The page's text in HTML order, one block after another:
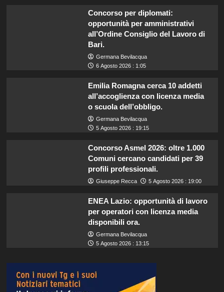
Concorso per diplomati:
opportunità per amministrativi
all’Ordine Consiglio del Lavoro di
Bari.
Germana Bevilacqua
6 Agosto 2026 : 1:05
Emilia Romagna cerca 10 addetti
all’accoglienza con licenza media
o scuola dell’obbligo.
Germana Bevilacqua
5 Agosto 2026 : 19:15
Concorso Asmel 2026: oltre 1.000
Comuni cercano candidati per 39
profili professionali.
Giuseppe Recca 5 Agosto 2026 : 19:00
ENEA Lazio: opportunità di lavoro
per operatori con licenza media
disponibili ora.
Germana Bevilacqua
5 Agosto 2026 : 13:15